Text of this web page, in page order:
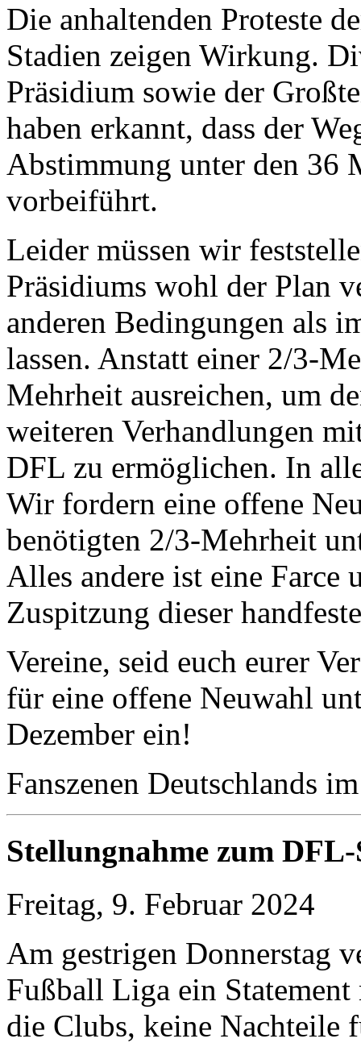
Die anhaltenden Proteste
Stadien zeigen Wirkung.
Präsidium sowie der
haben erkannt, dass der
Abstimmung unter den 36
vorbeiführt.
Leider müssen wir
Präsidiums wohl der Plan
anderen Bedingungen als
lassen. Anstatt einer 2/3-
Mehrheit ausreichen, um
weiteren Verhandlungen
DFL zu ermöglichen. In
Wir fordern eine offene
benötigten 2/3-Mehrheit
Alles andere ist eine Farce
Zuspitzung dieser
Vereine, seid euch eurer
für eine offene Neuwahl
Dezember ein!
Fanszenen Deutschlands
Stellungnahme zum
Freitag, 9. Februar 2024
Am gestrigen Donnerstag
Fußball Liga ein
die Clubs, keine Nachteile